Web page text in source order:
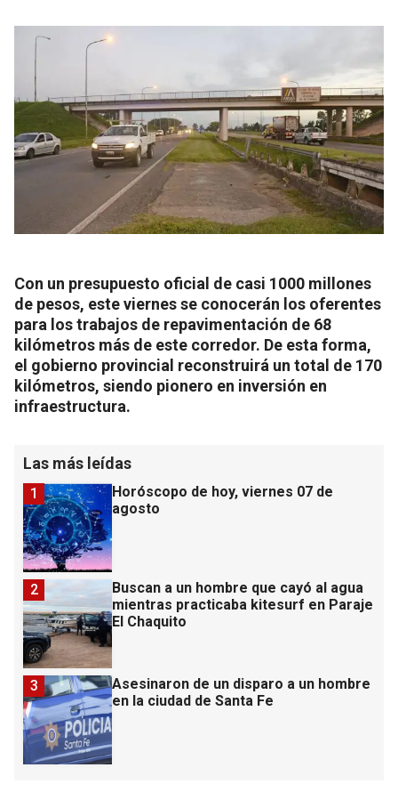
Con un presupuesto oficial de casi 1000 millones
de pesos, este viernes se conocerán los oferentes
para los trabajos de repavimentación de 68
kilómetros más de este corredor. De esta forma,
el gobierno provincial reconstruirá un total de 170
kilómetros, siendo pionero en inversión en
infraestructura.
Las más leídas
Horóscopo de hoy, viernes 07 de
agosto
1
Buscan a un hombre que cayó al agua
mientras practicaba kitesurf en Paraje
El Chaquito
2
Asesinaron de un disparo a un hombre
en la ciudad de Santa Fe
3